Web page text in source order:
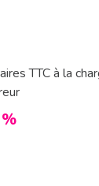
TTC à la